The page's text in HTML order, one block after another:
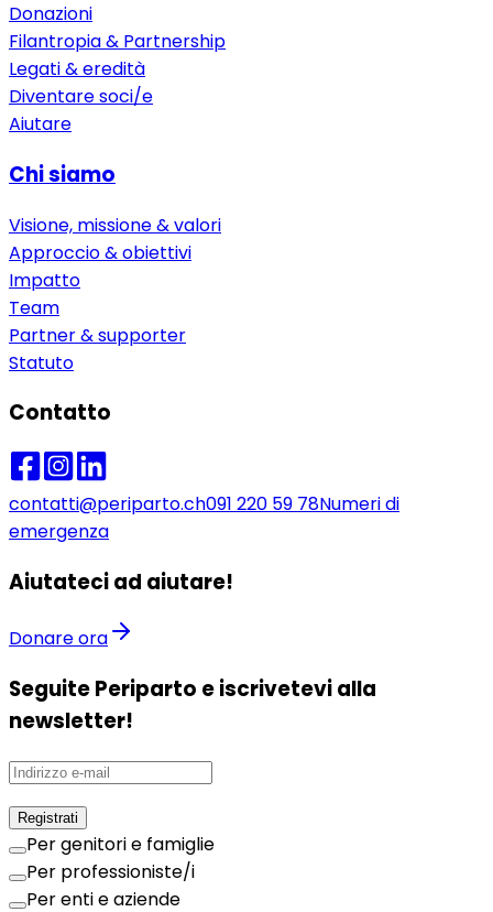
Donazioni
Filantropia & Partnership
Legati & eredità
Diventare soci/e
Aiutare
Chi siamo
Visione, missione & valori
Approccio & obiettivi
Impatto
Team
Partner & supporter
Statuto
Contatto
contatti@periparto.ch091 220 59 78Numeri di
emergenza
Aiutateci ad aiutare!
Donare ora
Seguite Periparto e iscrivetevi alla
newsletter!
Registrati
Per genitori e famiglie
Per professioniste/i
Per enti e aziende